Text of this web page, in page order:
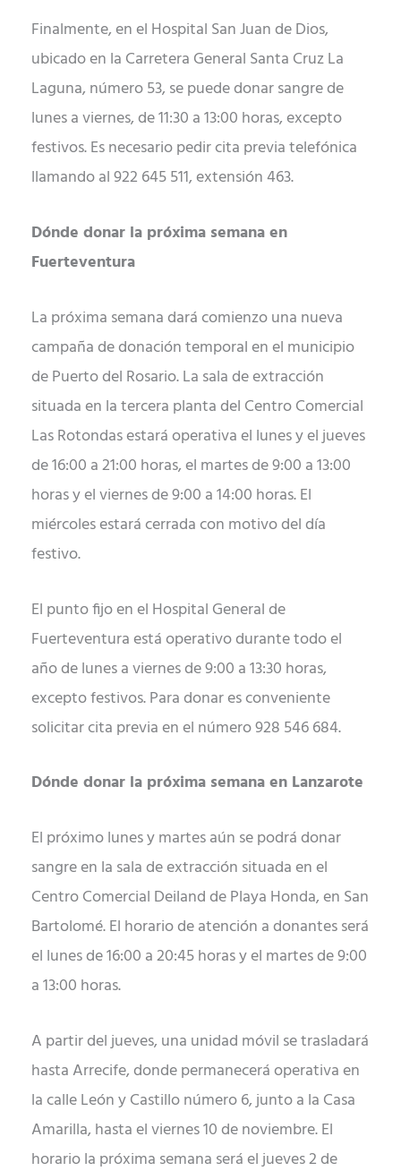
Finalmente, en el Hospital San Juan de Dios,
ubicado en la Carretera General Santa Cruz La
Laguna, número 53, se puede donar sangre de
lunes a viernes, de 11:30 a 13:00 horas, excepto
festivos. Es necesario pedir cita previa telefónica
llamando al 922 645 511, extensión 463.
Dónde donar la próxima semana en
Fuerteventura
La próxima semana dará comienzo una nueva
campaña de donación temporal en el municipio
de Puerto del Rosario. La sala de extracción
situada en la tercera planta del Centro Comercial
Las Rotondas estará operativa el lunes y el jueves
de 16:00 a 21:00 horas, el martes de 9:00 a 13:00
horas y el viernes de 9:00 a 14:00 horas. El
miércoles estará cerrada con motivo del día
festivo.
El punto fijo en el Hospital General de
Fuerteventura está operativo durante todo el
año de lunes a viernes de 9:00 a 13:30 horas,
excepto festivos. Para donar es conveniente
solicitar cita previa en el número 928 546 684.
Dónde donar la próxima semana en Lanzarote
El próximo lunes y martes aún se podrá donar
sangre en la sala de extracción situada en el
Centro Comercial Deiland de Playa Honda, en San
Bartolomé. El horario de atención a donantes será
el lunes de 16:00 a 20:45 horas y el martes de 9:00
a 13:00 horas.
A partir del jueves, una unidad móvil se trasladará
hasta Arrecife, donde permanecerá operativa en
la calle León y Castillo número 6, junto a la Casa
Amarilla, hasta el viernes 10 de noviembre. El
horario la próxima semana será el jueves 2 de